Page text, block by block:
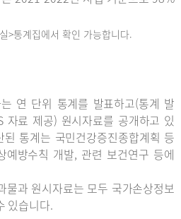
>통계집에서 확인 가능합니다.
연 단위 통계를 발표하고(통계 발
자료 제공) 원시자료를 공개하고 있
통계는 국민건강증진종합계획 등
방수칙 개발, 관련 보건연구 등에
물과 원시자료는 모두 국가손상정보
있습니다.